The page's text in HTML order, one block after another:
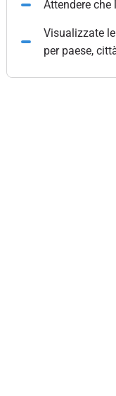
Attendere
Visualizzate
per paese,